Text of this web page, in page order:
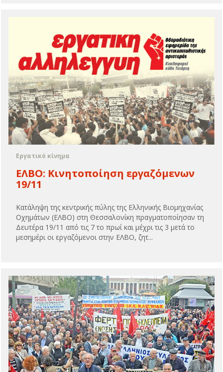
Εργατικό κίνημα
ΕΛΒΟ: Κινητοποίηση εργαζόμενων
19/11
Κατάληψη της κεντρικής πύλης της Ελληνικής Βιομηχανίας
Οχημάτων (ΕΛΒΟ) στη Θεσσαλονίκη πραγματοποίησαν τη
Δευτέρα 19/11 από τις 7 το πρωί και μέχρι τις 3 μετά το
μεσημέρι οι εργαζόμενοι στην ΕΛΒΟ, ζητ...